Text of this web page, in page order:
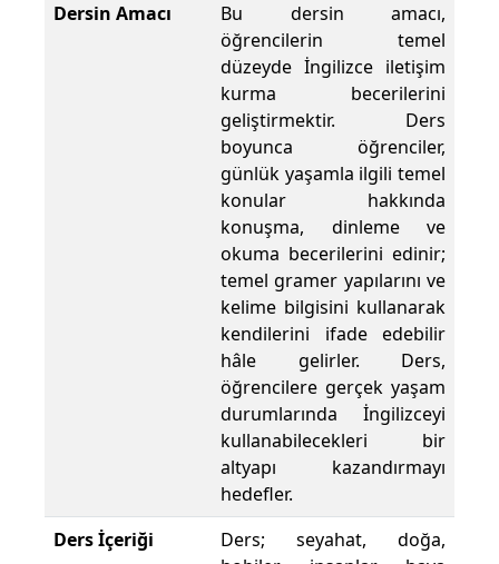
Dersin Amacı
Bu dersin amacı,
öğrencilerin temel
düzeyde İngilizce iletişim
kurma becerilerini
geliştirmektir. Ders
boyunca öğrenciler,
günlük yaşamla ilgili temel
konular hakkında
konuşma, dinleme ve
okuma becerilerini edinir;
temel gramer yapılarını ve
kelime bilgisini kullanarak
kendilerini ifade edebilir
hâle gelirler. Ders,
öğrencilere gerçek yaşam
durumlarında İngilizceyi
kullanabilecekleri bir
altyapı kazandırmayı
hedefler.
Ders İçeriği
Ders; seyahat, doğa,